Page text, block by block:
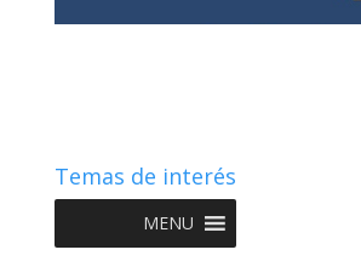
Temas de interés
MENU